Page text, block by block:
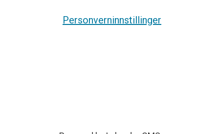
Personverninnstillinger